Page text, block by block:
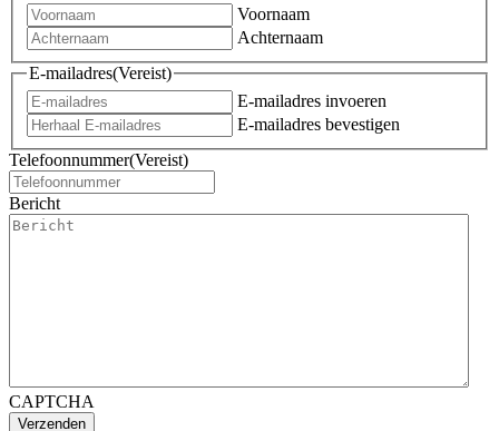
Voornaam
Achternaam
E-mailadres(Vereist)
E-mailadres invoeren
E-mailadres bevestigen
Telefoonnummer(Vereist)
Bericht
CAPTCHA